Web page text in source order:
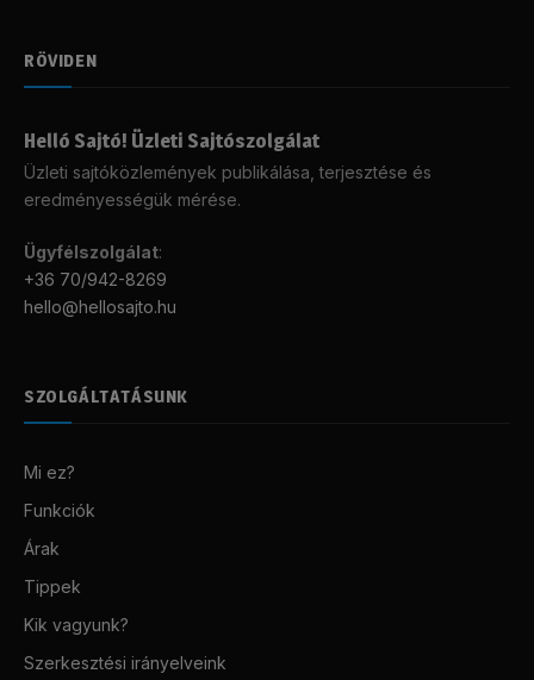
RÖVIDEN
Helló Sajtó! Üzleti Sajtószolgálat
Üzleti sajtóközlemények publikálása, terjesztése és
eredményességük mérése.
Ügyfélszolgálat:
+36 70/942-8269
hello@hellosajto.hu
SZOLGÁLTATÁSUNK
Mi ez?
Funkciók
Árak
Tippek
Kik vagyunk?
Szerkesztési irányelveink